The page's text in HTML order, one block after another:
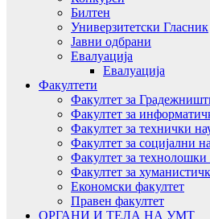
Билтен
Универзитетски Гласник
Јавни одбрани
Евалуација
Евалуација
Факултети
Факултет за
Факултет за
Факултет за технички
Факултет за социјални
Факултет за технолошки
Факултет за
Економски факултет
Правен факултет
ОРГАНИ И ТЕЛА НА УМТ